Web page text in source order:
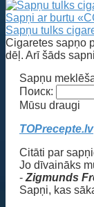
Sapņi ar burtu
Sapņu tulks
Cigaretes sapņo
dēļ. Arī šāds
Sapņu
Поиск:
Mūsu draugi
TOPrecepte.lv
Citāti par
Jo dīvaināks
- Zigmunds
Sapņi, kas